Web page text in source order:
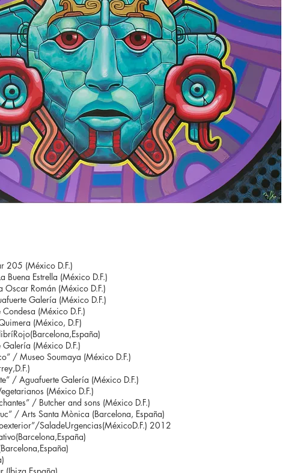
205 (México D.F.)
Estrella (México D.F.)
Román (México D.F.)
Galería (México D.F.)
(México D.F.)
(México, D.F)
(México D.F.)
/ Museo Soumaya (México D.F.)
/ Aguafuerte Galería (México D.F.)
(México D.F.)
/ Butcher and sons (México D.F.)
/ Arts Santa Mònica (Barcelona, España)
SaladeUrgencias(MéxicoD.F.) 2012